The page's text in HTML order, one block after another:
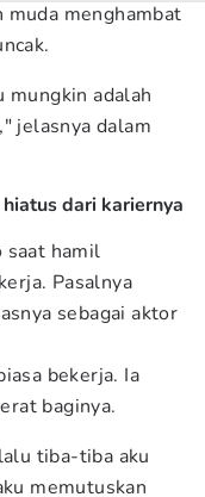
muda menghambat
adalah
jelasnya dalam
dari kariernya
saat hamil
Pasalnya
sebagai aktor
bekerja. Ia
baginya.
tiba-tiba aku
memutuskan